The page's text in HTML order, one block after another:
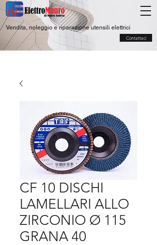
Vendita, noleggio e riparazione utensili elettrici
Contattaci
CF 10 DISCHI
LAMELLARI ALLO
ZIRCONIO Ø 115
GRANA 40